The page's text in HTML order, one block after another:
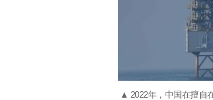
▲ 2022年，中国在擅自